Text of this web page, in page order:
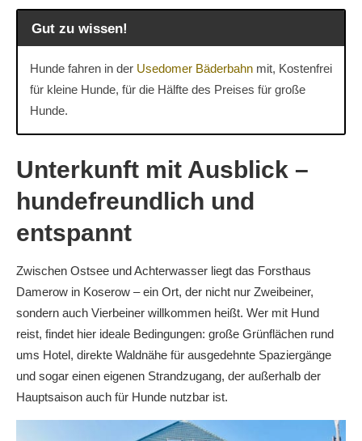
Gut zu wissen!
Hunde fahren in der Usedomer Bäderbahn mit, Kostenfrei
für kleine Hunde, für die Hälfte des Preises für große
Hunde.
Unterkunft mit Ausblick –
hundefreundlich und
entspannt
Zwischen Ostsee und Achterwasser liegt das Forsthaus
Damerow in Koserow – ein Ort, der nicht nur Zweibeiner,
sondern auch Vierbeiner willkommen heißt. Wer mit Hund
reist, findet hier ideale Bedingungen: große Grünflächen rund
ums Hotel, direkte Waldnähe für ausgedehnte Spaziergänge
und sogar einen eigenen Strandzugang, der außerhalb der
Hauptsaison auch für Hunde nutzbar ist.